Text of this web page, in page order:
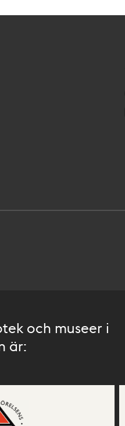
och museer i
är: